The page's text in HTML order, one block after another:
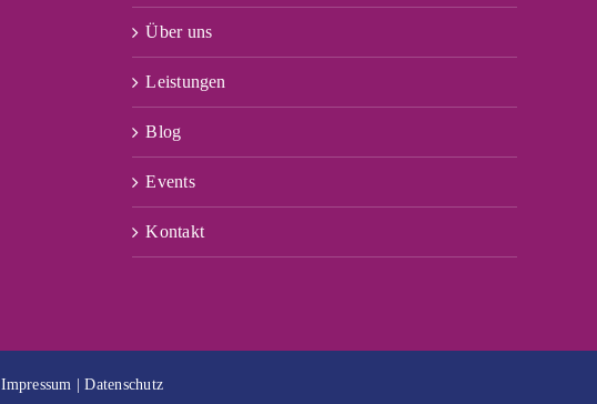
Über uns
Leistungen
Blog
Events
Kontakt
Impressum |Datenschutz